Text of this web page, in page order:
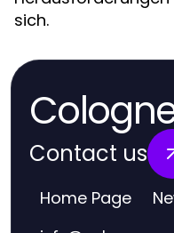
sich.
Contact us
Home Page